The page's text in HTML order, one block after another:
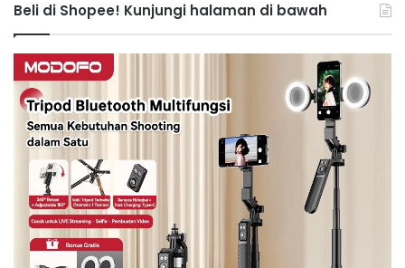
Beli di Shopee! Kunjungi halaman di bawah